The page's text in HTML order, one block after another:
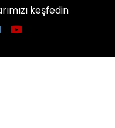
keşfedin